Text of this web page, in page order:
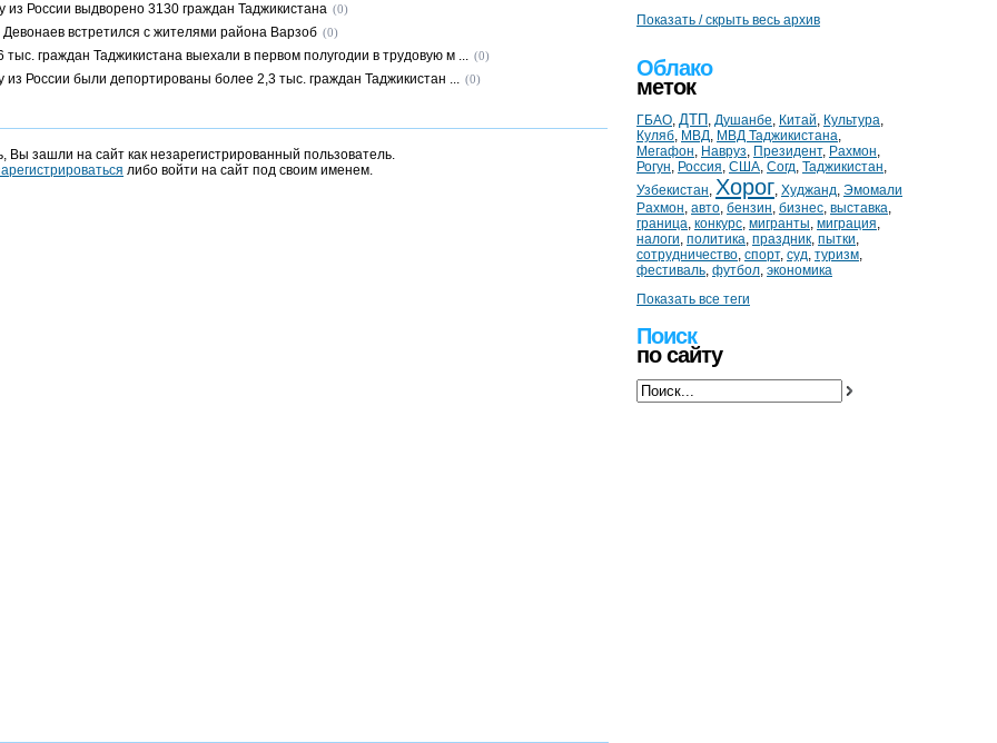
из России выдворено 3130 граждан Таджикистана (0)
встретился с жителями района Варзоб (0)
граждан Таджикистана выехали в первом полугодии в трудовую м ... (0)
из России были депортированы более 2,3 тыс. граждан Таджикистан ... (0)
Вы зашли на сайт как незарегистрированный пользователь.
либо войти на сайт под своим именем.
Показать / скрыть весь архив
Облако
меток
ГБАО, ДТП , Душанбе, Китай, Культура,
Куляб, МВД, МВД Таджикистана,
Мегафон, Навруз, Президент, Рахмон,
Рогун, Россия, США, Согд, Таджикистан,
Узбекистан, Хорог, Худжанд, Эмомали
Рахмон, авто, бензин, бизнес, выставка,
граница, конкурс, мигранты, миграция,
налоги, политика, праздник, пытки,
сотрудничество, спорт, суд, туризм,
фестиваль, футбол, экономика
Показать все теги
Поиск
по сайту